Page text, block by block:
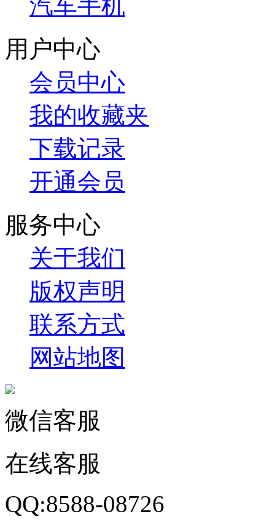
汽车手机
用户中心
会员中心
我的收藏夹
下载记录
开通会员
服务中心
关于我们
版权声明
联系方式
网站地图
微信客服
在线客服
QQ:8588-08726